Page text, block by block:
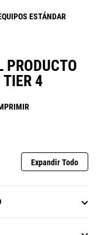
ESTÁNDAR
PRODUCTO
4
Expandir Todo